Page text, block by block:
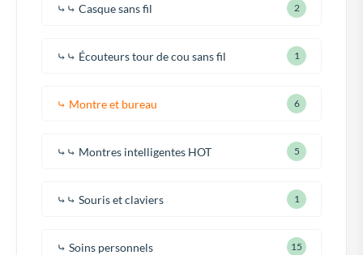
⤷⤷ Casque sans fil 2
⤷⤷ Écouteurs tour de cou sans fil 1
⤷ Montre et bureau 6
⤷⤷ Montres intelligentes HOT 5
⤷⤷ Souris et claviers 1
⤷ Soins personnels 15